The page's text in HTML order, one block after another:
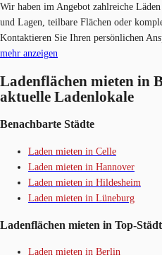
Wir haben im Angebot zahlreiche
und Lagen, teilbare Flächen oder
Kontaktieren Sie Ihren persönlichen
mehr anzeigen
Ladenflächen mieten in
aktuelle Ladenlokale
Benachbarte Städte
Laden mieten in Celle
Laden mieten in Hannover
Laden mieten in Hildesheim
Laden mieten in Lüneburg
Ladenflächen mieten in Top-
Laden mieten in Berlin